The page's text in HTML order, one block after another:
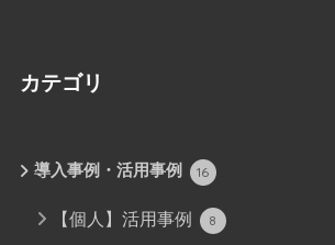
カテゴリ
導入事例・活用事例 16
【個人】活用事例 8